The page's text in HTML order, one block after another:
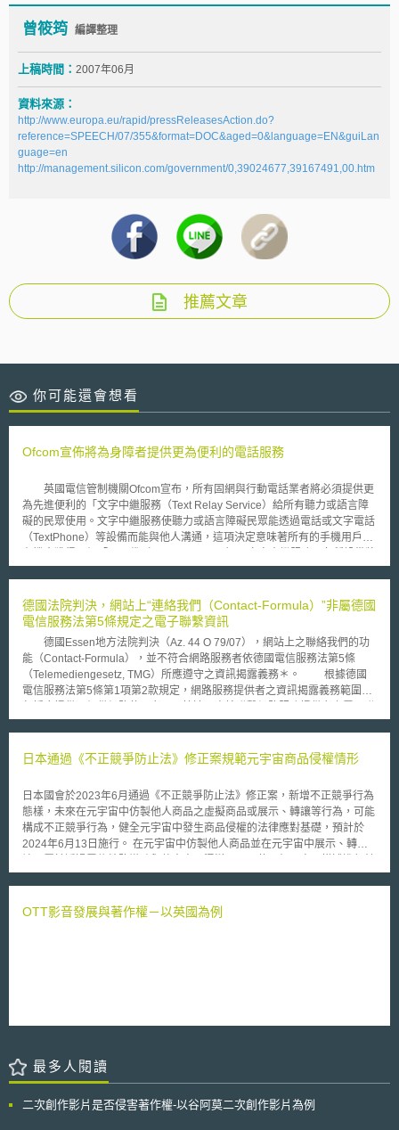
曾筱筠 編譯整理
上稿時間： 2007年06月
資料來源：
http://www.europa.eu/rapid/pressReleasesAction.do?
reference=SPEECH/07/355&format=DOC&aged=0&language=EN&guiLan
guage=en
http://management.silicon.com/government/0,39024677,39167491,00.htm
推薦文章
你可能還會想看
Ofcom宣佈將為身障者提供更為便利的電話服務
英國電信管制機關Ofcom宣布，所有固網與行動電話業者將必須提供更
為先進便利的「文字中繼服務（Text Relay Service）給所有聽力或語言障
礙的民眾使用。文字中繼服務使聽力或語言障礙民眾能透過電話或文字電話
（TextPhone）等設備而能與他人溝通，這項決定意味著所有的手機用戶將
能夠輔助身障者以更快、更流暢的交談速度與他人溝通。 Ofcom在經過
介，進行語音與文字的轉換，反之亦然。然而研究發現，通話者對於對話速
度的即時性與情感表達的完整性有提昇的需求，現在的系統通話的速度很
慢，因為呼叫者只能輪流說話或輸入文字，無法即時快速如正常人一般的溝
通。 因此Ofcom決定下一代文字中繼服務，在未來的18個月內將提供
顯著的改進，包括： 語音雙向並行傳輸，透過網際網路的連接，允許
通訊雙方可隨時插嘴，而無須等到一方的對話結束傳輸。如此將使交談雙方
對話流動更快，有更自然的結果，新的服務也將支援更多種類的設備。為了
中繼服務所需語音辨識技術的精確度和速度的發展。Ofcom也將要求電信業
繼服務，以幫助他們更容易溝通。
德國法院判決，網站上“連絡我們（Contact-Formula）”非屬德國
電信服務法第5條規定之電子聯繫資訊
德國Essen地方法院判決（Az. 44 O 79/07），網站上之聯絡我們的功
能（Contact-Formula），並不符合網路服務者依德國電信服務法第5條
（Telemediengesetz, TMG）所應遵守之資訊揭露義務＊。 根據德國
電信服務法第5條第1項第2款規定，網路服務提供者之資訊揭露義務範圍，
繫方式，例如提供電子郵件。 按德國電信服務法第5條規定目的在提供
UWG」第4條第11款及第2條第1項第2款規定，視為違反公平競爭之行為。
屬於一個用以製造連結的科技措施，使用者需填寫網站上表格，按下傳送鍵
後，始能得知網路服務者之電子郵件，而有些網站甚至無法顯示網路服務者
之電子郵件。 我國於「電子商務消費者保護綱領」第5點企業經營者應
提供有利於消費者選擇及進行交易之充分資訊包括「企業經營者本身資
訊」，例如登記名稱、負責人姓名及公司簡介、公司或商號所在地及營業處
圍與德國電信服務法第5條第1項第2款大抵相同。 ＊德國電信服務法
照證號、營利事業登記證號等。
日本通過《不正競爭防止法》修正案規範元宇宙商品侵權情形
日本國會於2023年6月通過《不正競爭防止法》修正案，新增不正競爭行為
態樣，未來在元宇宙中仿製他人商品之虛擬商品或展示、轉讓等行為，可能
構成不正競爭行為，健全元宇宙中發生商品侵權的法律應對基礎，預計於
2024年6月13日施行。 在元宇宙中仿製他人商品並在元宇宙中展示、轉
讓、交付等行為，但依據《不正競爭防止法》現行第2條第1項第1號及第2
商標法對於仿冒商標雖有一定的規範，但若只是仿冒商品設計未觸及商標侵
銷售給他人，並在元宇宙中開設虛擬商店，同時在現實與元宇宙提供商品。
隨著元宇宙的發展，仿製商品的問題也凸顯出來，元宇宙的智慧財產權維
護，需要法律提供保護，使受害人能夠透過法律請求終止侵權或損害賠償。
OTT影音發展與著作權－以英國為例
最多人閱讀
二次創作影片是否侵害著作權-以谷阿莫二次創作影片為例